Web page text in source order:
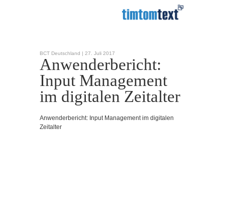
BCT Deutschland | 27. Juli 2017
Anwenderbericht:
Input Management
im digitalen Zeitalter
Anwenderbericht: Input Management im digitalen
Zeitalter